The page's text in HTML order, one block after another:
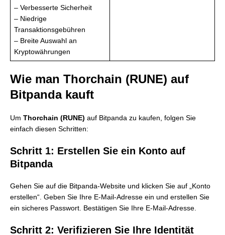
– Verbesserte Sicherheit
– Niedrige
Transaktionsgebühren
– Breite Auswahl an
Kryptowährungen
Wie man Thorchain (RUNE) auf
Bitpanda kauft
Um Thorchain (RUNE) auf Bitpanda zu kaufen, folgen Sie
einfach diesen Schritten:
Schritt 1: Erstellen Sie ein Konto auf
Bitpanda
Gehen Sie auf die Bitpanda-Website und klicken Sie auf „Konto
erstellen“. Geben Sie Ihre E-Mail-Adresse ein und erstellen Sie
ein sicheres Passwort. Bestätigen Sie Ihre E-Mail-Adresse.
Schritt 2: Verifizieren Sie Ihre Identität